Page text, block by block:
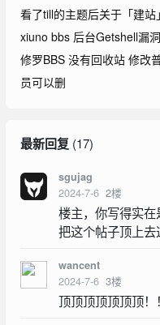
看了till的主题后关于「建站
xiuno bbs 后台Getshell漏洞
修罗BBS 没有回收站 修改
员可以删
最新回复(17)
sgujag
2024-7-6 2楼
楼主，你写得实
把这个帖子顶上去
wancent
2024-7-6 3楼
顶顶顶顶顶顶顶！